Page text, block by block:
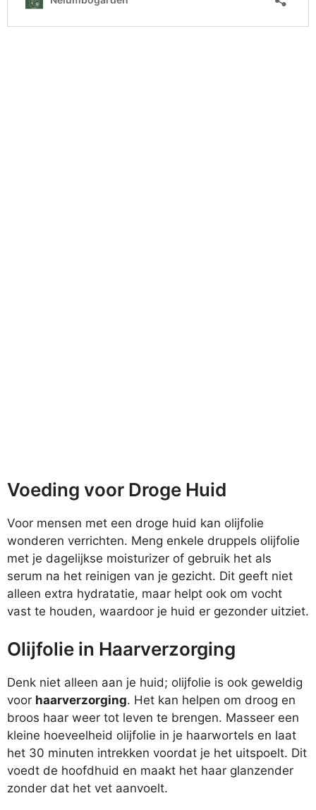
Voeding voor Droge Huid
Voor mensen met een droge huid kan olijfolie
wonderen verrichten. Meng enkele druppels olijfolie
met je dagelijkse moisturizer of gebruik het als
serum na het reinigen van je gezicht. Dit geeft niet
alleen extra hydratatie, maar helpt ook om vocht
vast te houden, waardoor je huid er gezonder uitziet.
Olijfolie in Haarverzorging
Denk niet alleen aan je huid; olijfolie is ook geweldig
voor haarverzorging. Het kan helpen om droog en
broos haar weer tot leven te brengen. Masseer een
kleine hoeveelheid olijfolie in je haarwortels en laat
het 30 minuten intrekken voordat je het uitspoelt. Dit
voedt de hoofdhuid en maakt het haar glanzender
zonder dat het vet aanvoelt.